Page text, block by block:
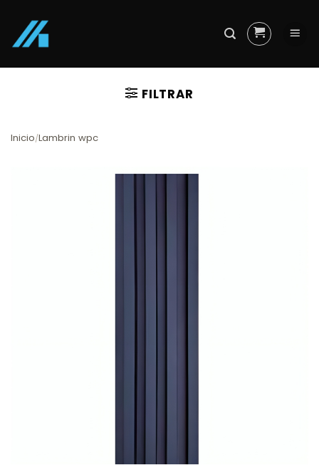
content
FILTRAR
Inicio/Lambrin wpc